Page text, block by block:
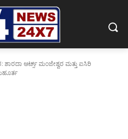
ಶಾರದಾ ಆರ್ಟ್ಸ್ ಮಂಜೇಶ್ವರ ಮತ್ತು ಐಸಿರಿ